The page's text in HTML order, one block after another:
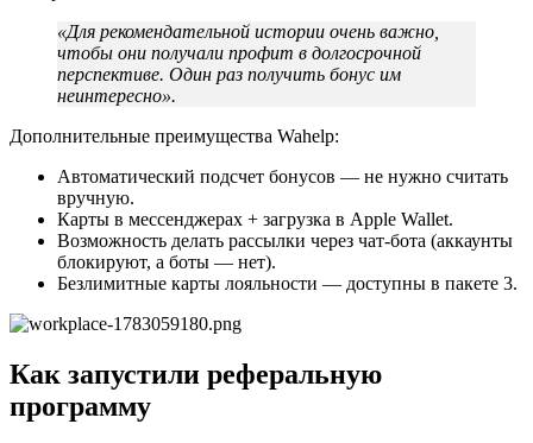
«Для рекомендательной истории очень важно,
чтобы они получали профит в долгосрочной
перспективе. Один раз получить бонус им
неинтересно».
Дополнительные преимущества Wahelp:
Автоматический подсчет бонусов — не нужно считать
вручную.
Карты в мессенджерах + загрузка в Apple Wallet.
Возможность делать рассылки через чат-бота (аккаунты
блокируют, а боты — нет).
Безлимитные карты лояльности — доступны в пакете 3.
Как запустили реферальную
программу